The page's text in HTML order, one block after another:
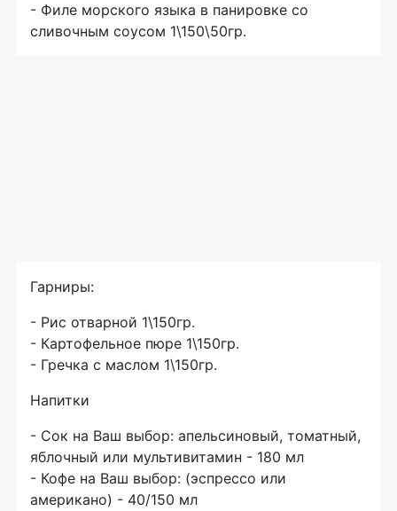
- Филе морского языка в панировке со
сливочным соусом 1\150\50гр.
Гарниры:
- Рис отварной 1\150гр.
- Картофельное пюре 1\150гр.
- Гречка с маслом 1\150гр.
Напитки
- Сок на Ваш выбор: апельсиновый, томатный,
яблочный или мультивитамин - 180 мл
- Кофе на Ваш выбор: (эспрессо или
американо) - 40/150 мл